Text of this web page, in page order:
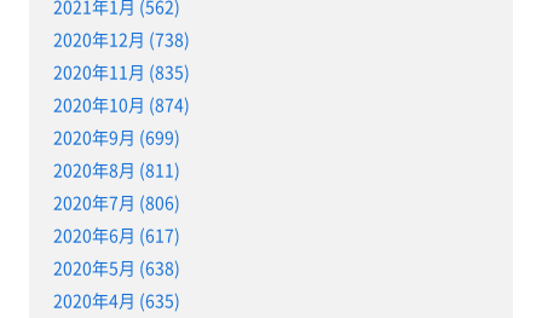
2021年1月 (562)
2020年12月 (738)
2020年11月 (835)
2020年10月 (874)
2020年9月 (699)
2020年8月 (811)
2020年7月 (806)
2020年6月 (617)
2020年5月 (638)
2020年4月 (635)